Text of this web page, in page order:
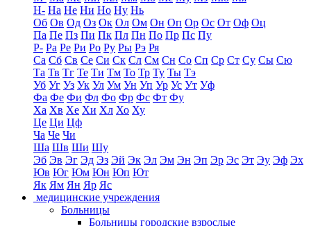
Н- На Не Ни Но Ну Нь
Об Ов Од Оз Ок Ол Ом Он Оп Ор Ос От Оф Оц
Па Пе Пз Пи Пк Пл Пн По Пр Пс Пу
Р- Ра Ре Ри Ро Ру Ры Рэ Ря
Са Сб Св Се Си Ск Сл См Сн Со Сп Ср Ст Су Сы Сю
Та Тв Тг Те Ти Тм То Тр Ту Ты Тэ
Уб Уг Уз Ук Ул Ум Ун Уп Ур Ус Ут Уф
Фа Фе Фи Фл Фо Фр Фс Фт Фу
Ха Хв Хе Хи Хл Хо Ху
Це Ци Цф
Ча Че Чи
Ша Шв Ши Шу
Эб Эв Эг Эд Эз Эй Эк Эл Эм Эн Эп Эр Эс Эт Эу Эф Эх
Юв Юг Юм Юн Юп Ют
Як Ям Ян Яр Яс
медицинские учреждения
Больницы
Больницы городские взрослые